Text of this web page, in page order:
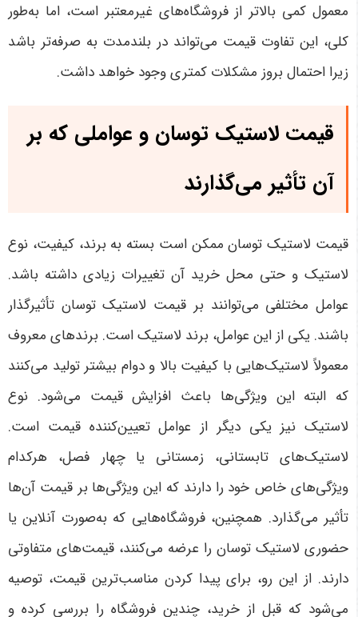
معمول کمی بالاتر از فروشگاه‌های غیرمعتبر است، اما به‌طور
کلی، این تفاوت قیمت می‌تواند در بلندمدت به صرفه‌تر باشد
زیرا احتمال بروز مشکلات کمتری وجود خواهد داشت.
قیمت لاستیک توسان و عواملی که بر
آن تأثیر می‌گذارند
قیمت لاستیک توسان ممکن است بسته به برند، کیفیت، نوع
لاستیک و حتی محل خرید آن تغییرات زیادی داشته باشد.
عوامل مختلفی می‌توانند بر قیمت لاستیک توسان تأثیرگذار
باشند. یکی از این عوامل، برند لاستیک است. برندهای معروف
معمولاً لاستیک‌هایی با کیفیت بالا و دوام بیشتر تولید می‌کنند
که البته این ویژگی‌ها باعث افزایش قیمت می‌شود. نوع
لاستیک نیز یکی دیگر از عوامل تعیین‌کننده قیمت است.
لاستیک‌های تابستانی، زمستانی یا چهار فصل، هرکدام
ویژگی‌های خاص خود را دارند که این ویژگی‌ها بر قیمت آن‌ها
تأثیر می‌گذارد. همچنین، فروشگاه‌هایی که به‌صورت آنلاین یا
حضوری لاستیک توسان را عرضه می‌کنند، قیمت‌های متفاوتی
دارند. از این رو، برای پیدا کردن مناسب‌ترین قیمت، توصیه
می‌شود که قبل از خرید، چندین فروشگاه را بررسی کرده و